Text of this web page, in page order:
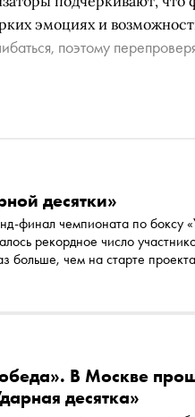
эмоциях и
поэтому
десятки»
финал чемпионата по боксу
рекордное число
больше, чем на старте
В Москве
десятка»